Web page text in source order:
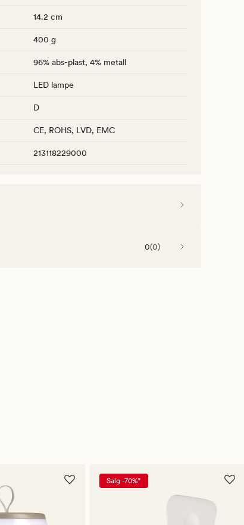
14.2 cm
400 g
96% abs-plast, 4% metall
LED lampe
D
CE, ROHS, LVD, EMC
213118229000
0(0)
Salg -70%*